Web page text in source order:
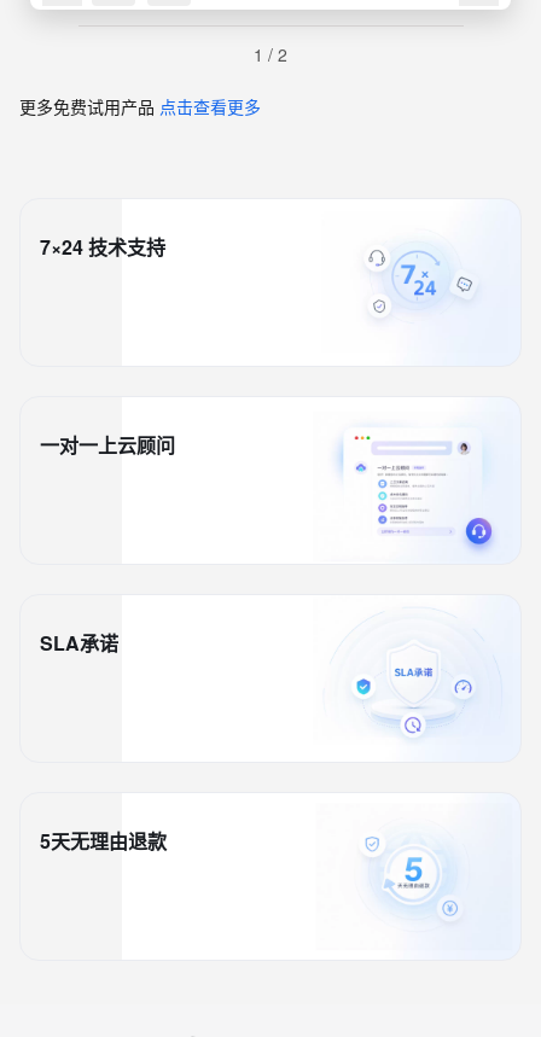
1 / 2
更多免费试用产品 点击查看更多
7×24 技术支持
一对一上云顾问
SLA承诺
5天无理由退款